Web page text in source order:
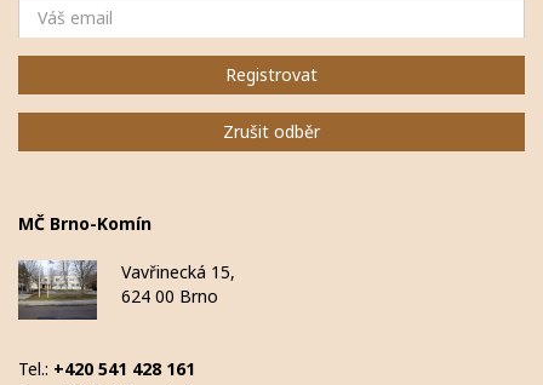
Registrovat
Zrušit odběr
MČ Brno-Komín
Vavřinecká 15,
624 00 Brno
Tel.: +420 541 428 161